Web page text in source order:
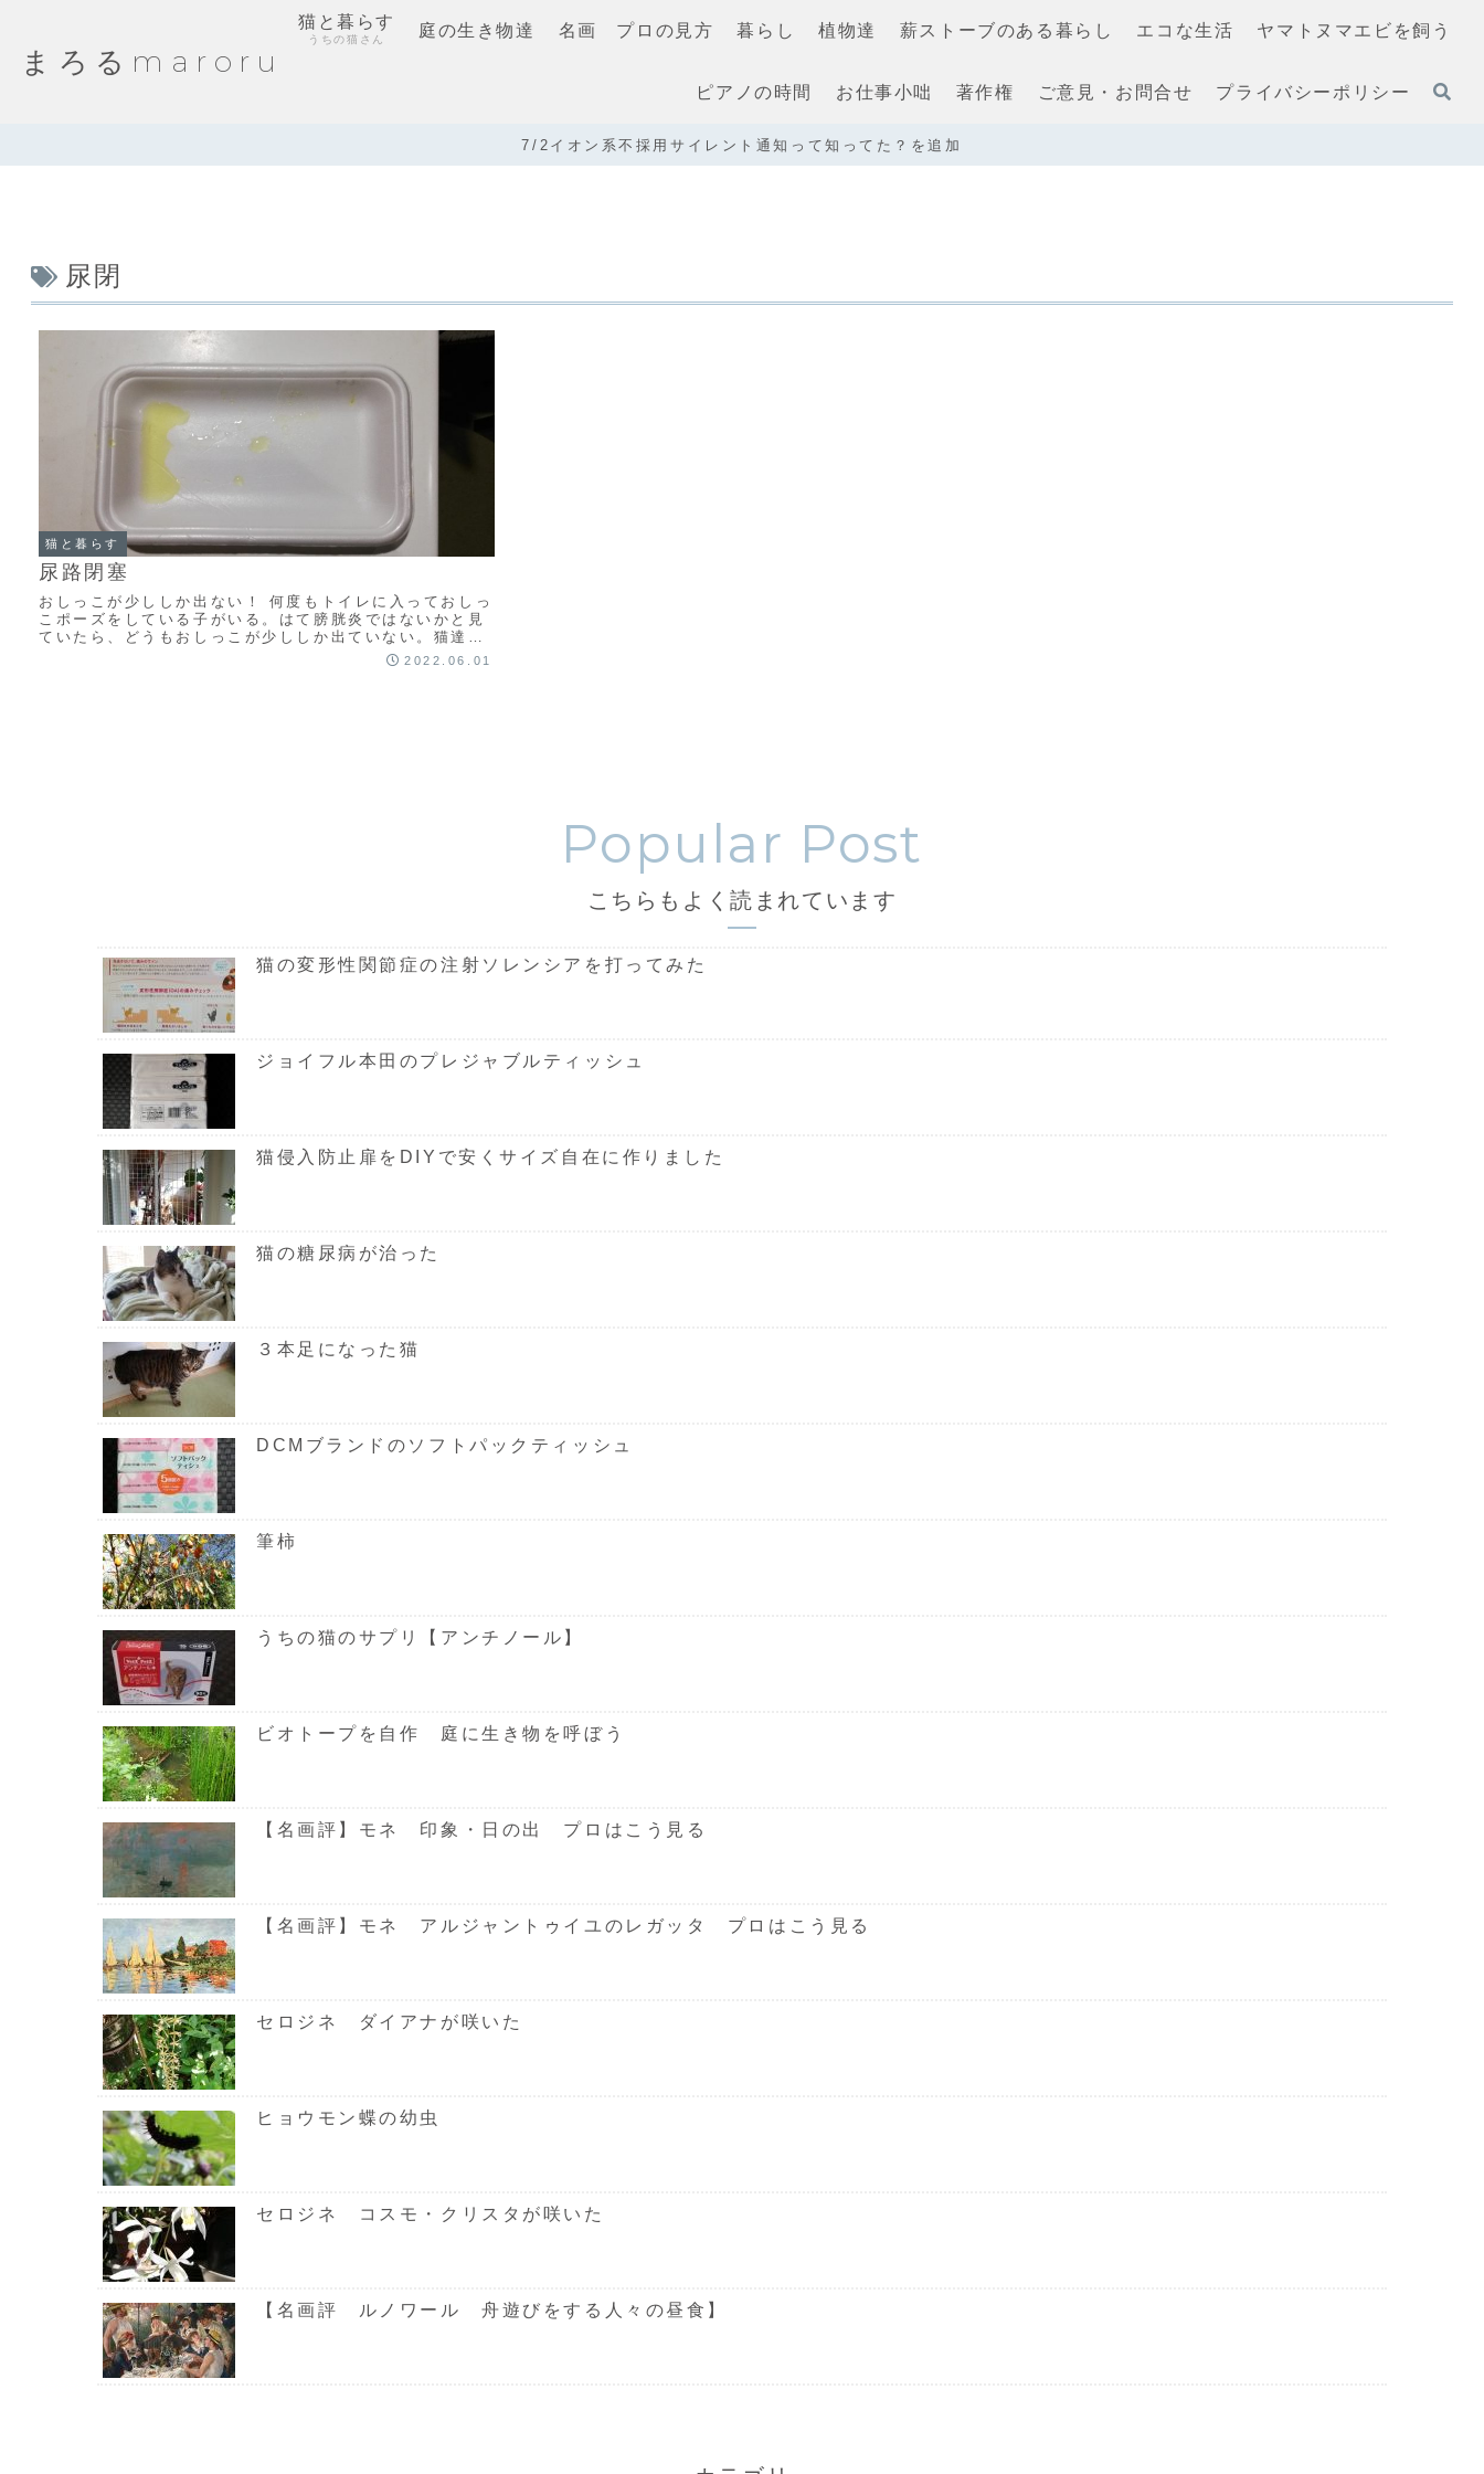
まろるmaroru
猫と暮らす
うちの猫さん 庭の生き物達 名画 プロの見方 暮らし 植物達 薪ストーブのある暮らし エコな生活 ヤマトヌマエビを飼う
ピアノの時間 お仕事小咄 著作権 ご意見・お問合せ プライバシーポリシー
7/2イオン系不採用サイレント通知って知ってた？を追加
尿閉
猫と暮らす
尿路閉塞
おしっこが少ししか出ない！ 何度もトイレに入っておしっ
こポーズをしている子がいる。はて膀胱炎ではないかと見
ていたら、どうもおしっこが少ししか出ていない。猫達の
おしっこをこのところあまり気にしていなかっもっと読む
2022.06.01
こちらもよく読まれています
猫の変形性関節症の注射ソレンシアを打ってみた
ジョイフル本田のプレジャブルティッシュ
猫侵入防止扉をDIYで安くサイズ自在に作りました
猫の糖尿病が治った
３本足になった猫
DCMブランドのソフトパックティッシュ
筆柿
うちの猫のサプリ【アンチノール】
ビオトープを自作 庭に生き物を呼ぼう
【名画評】モネ 印象・日の出 プロはこう見る
【名画評】モネ アルジャントゥイユのレガッタ プロはこう見る
セロジネ ダイアナが咲いた
ヒョウモン蝶の幼虫
セロジネ コスモ・クリスタが咲いた
【名画評 ルノワール 舟遊びをする人々の昼食】